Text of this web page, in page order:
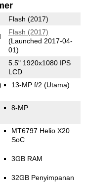
Flash (2017)
Flash (2017)
(Launched 2017-04-
01)
5.5" 1920x1080 IPS
LCD
13-MP f/2 (Utama)
8-MP
MT6797 Helio X20
SoC
3GB RAM
32GB Penyimpanan